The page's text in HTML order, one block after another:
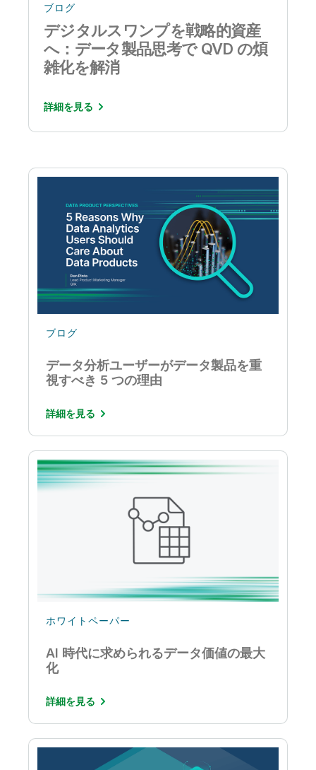
ブログ
デジタルスワンプを戦略的資産
へ：データ製品思考で QVD の煩
雑化を解消
詳細を見る
ブログ
データ分析ユーザーがデータ製品を重
視すべき 5 つの理由
詳細を見る
ホワイトペーパー
AI 時代に求められるデータ価値の最大
化
詳細を見る